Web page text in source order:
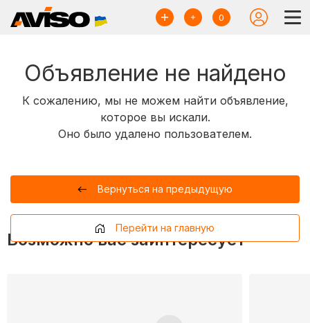
0
Объявление не найдено
К сожалению, мы не можем найти объявление,
которое вы искали.
Оно было удалено пользователем.
Вернуться на предыдущую
Перейти на главную
Возможно вас заинтересует